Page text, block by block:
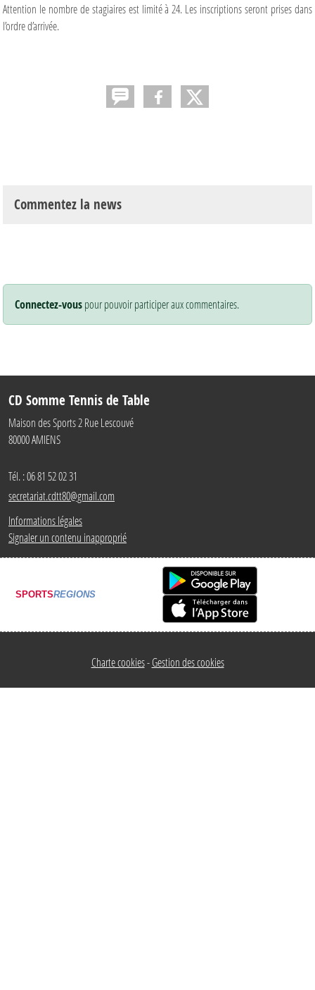
Attention le nombre de stagiaires est limité à 24. Les inscriptions seront prises dans
l’ordre d’arrivée.
Commentez la news
Connectez-vouspour pouvoir participer aux commentaires.
CD Somme Tennis de Table
Maison des Sports 2 Rue Lescouvé
80000AMIENS
Tél. :06 81 52 02 31
secretariat.cdtt80@gmail.com
Informations légales
Signaler un contenu inapproprié
SPORTSREGIONS
Charte cookies Gestion des cookies